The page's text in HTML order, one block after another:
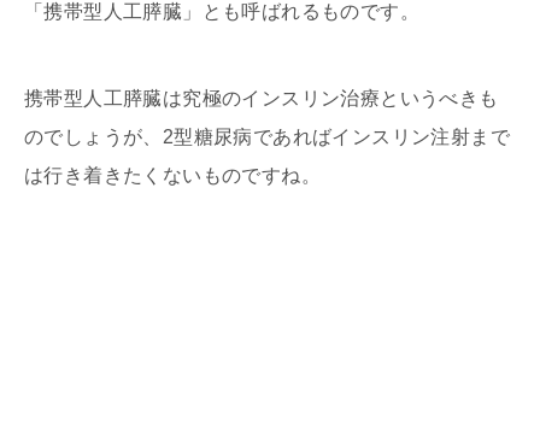
「携帯型人工膵臓」とも呼ばれるものです。
携帯型人工膵臓は究極のインスリン治療というべきも
のでしょうが、2型糖尿病であればインスリン注射まで
は行き着きたくないものですね。